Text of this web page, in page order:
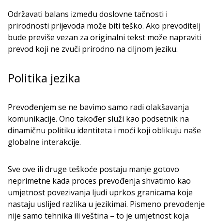
Održavati balans između doslovne tačnosti i
prirodnosti prijevoda može biti teško. Ako prevoditelj
bude previše vezan za originalni tekst može napraviti
prevod koji ne zvuči prirodno na ciljnom jeziku.
Politika jezika
Prevođenjem se ne bavimo samo radi olakšavanja
komunikacije. Ono također služi kao podsetnik na
dinamičnu politiku identiteta i moći koji oblikuju naše
globalne interakcije.
Sve ove ili druge teškoće postaju manje gotovo
neprimetne kada proces prevođenja shvatimo kao
umjetnost povezivanja ljudi uprkos granicama koje
nastaju uslijed razlika u jezikimai. Pismeno prevođenje
nije samo tehnika ili veština – to je umjetnost koja